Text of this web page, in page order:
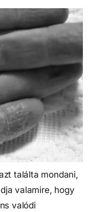
találta mondani,
valamire, hogy
valódi